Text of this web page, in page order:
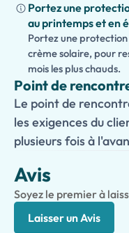
Portez une
au printemps et en
Portez une
crème solaire, pour
mois les plus chauds.
Point de
Le point de
les exigences du
plusieurs fois à
Avis
Soyez le premier à
Laisser un Avis